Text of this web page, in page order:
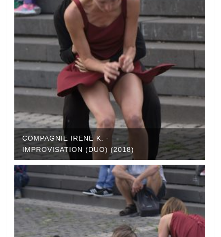
COMPAGNIE IRENE K. -
IMPROVISATION (DUO) (2018)